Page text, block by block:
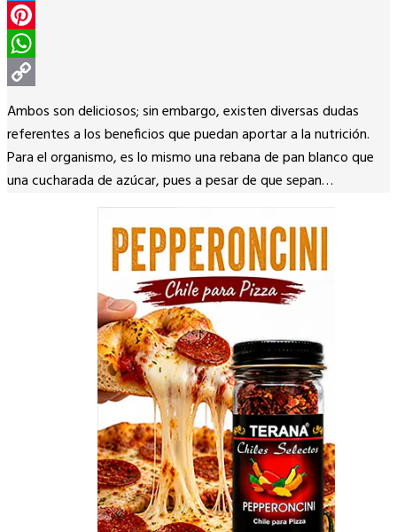
Twitter
Pinterest
WhatsApp
Copy
Link
Ambos son deliciosos; sin embargo, existen diversas dudas
referentes a los beneficios que puedan aportar a la nutrición.
Para el organismo, es lo mismo una rebana de pan blanco que
una cucharada de azúcar, pues a pesar de que sepan…